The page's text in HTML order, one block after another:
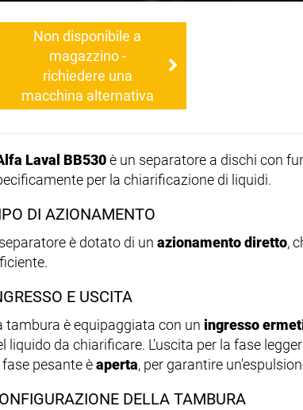
Non disponibile a
magazzino -
richiedere una
macchina alternativa
Laval BB530è un separatore a dischi con
per la chiarificazione di liquidi.
DI AZIONAMENTO
è dotato di un azionamento diretto,
E USCITA
tambura è equipaggiata con un ingresso
liquido da chiarificare. L'uscita per la fase
fase pesante èaperta, per garantire
DELLA TAMBURA